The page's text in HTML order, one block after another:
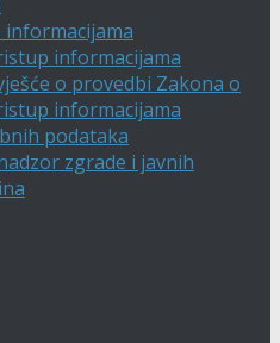
informacijama
o provedbi Zakona o
informacijama
podataka
zgrade i javnih